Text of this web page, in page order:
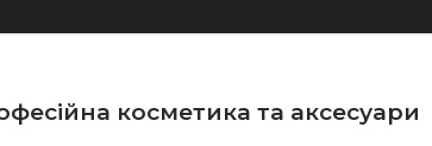
косметика та аксесуари